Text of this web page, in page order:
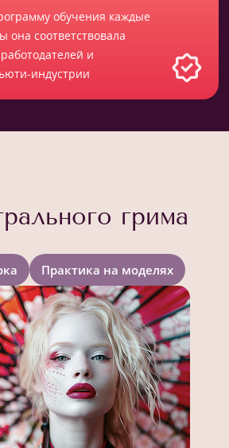
обучения каждые
она соответствовала
и
индустрии
грима
Практика на моделях